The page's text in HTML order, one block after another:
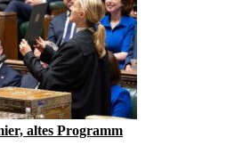
altes Programm